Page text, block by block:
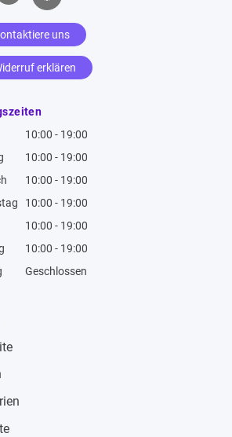
uns
erklären
10:00 - 19:00
10:00 - 19:00
10:00 - 19:00
10:00 - 19:00
10:00 - 19:00
10:00 - 19:00
Geschlossen